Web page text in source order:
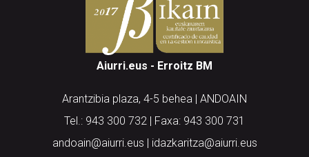
Aiurri.eus - Erroitz BM
Arantzibia plaza, 4-5 behea | ANDOAIN
Tel.: 943 300 732 | Faxa: 943 300 731
andoain@aiurri.eus | idazkaritza@aiurri.eus